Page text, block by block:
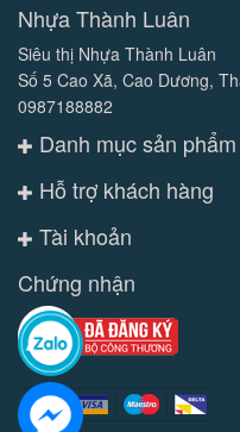
Nhựa Thành Luân
Siêu thị Nhựa Thành Luân
Số 5 Cao Xã, Cao Dương,
0987188882
Danh mục sản phẩm
Hỗ trợ khách hàng
Tài khoản
Chứng nhận